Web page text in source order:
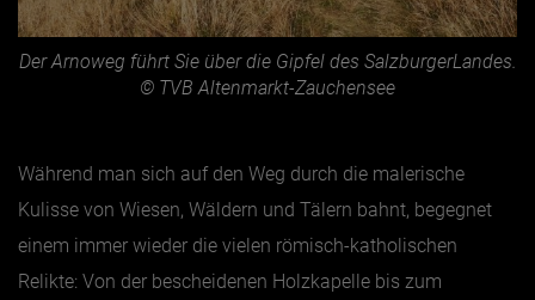
Der Arnoweg führt Sie über die Gipfel des SalzburgerLandes.
© TVB Altenmarkt-Zauchensee
Während man sich auf den Weg durch die malerische
Kulisse von Wiesen, Wäldern und Tälern bahnt, begegnet
einem immer wieder die vielen römisch-katholischen
Relikte: Von der bescheidenen Holzkapelle bis zum